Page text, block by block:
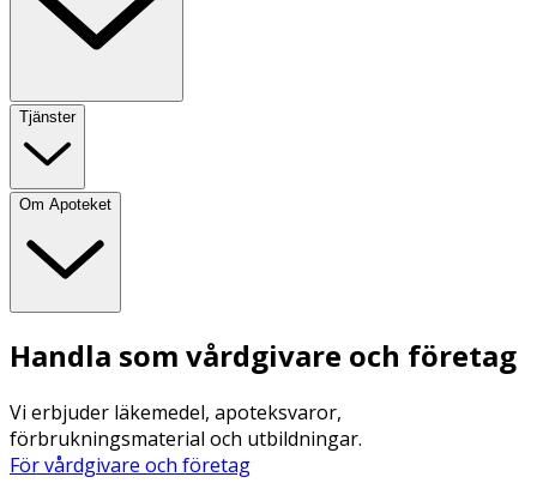
Tjänster
Om Apoteket
Handla som vårdgivare och företag
Vi erbjuder läkemedel, apoteksvaror,
förbrukningsmaterial och utbildningar.
För vårdgivare och företag